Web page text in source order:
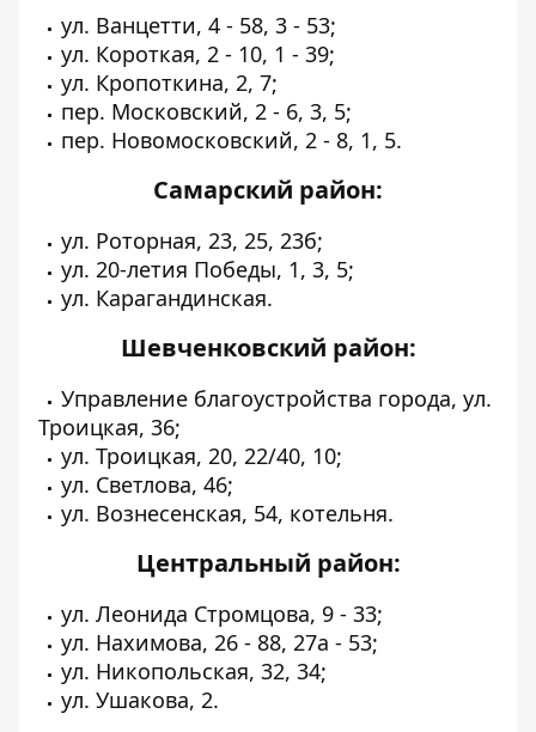
ул. Ванцетти, 4 - 58, 3 - 53;
ул. Короткая, 2 - 10, 1 - 39;
ул. Кропоткина, 2, 7;
пер. Московский, 2 - 6, 3, 5;
пер. Новомосковский, 2 - 8, 1, 5.
Самарский район:
ул. Роторная, 23, 25, 23б;
ул. 20-летия Победы, 1, 3, 5;
ул. Карагандинская.
Шевченковский район:
Управление благоустройства города, ул.
Троицкая, 36;
ул. Троицкая, 20, 22/40, 10;
ул. Светлова, 46;
ул. Вознесенская, 54, котельня.
Центральный район:
ул. Леонида Стромцова, 9 - 33;
ул. Нахимова, 26 - 88, 27а - 53;
ул. Никопольская, 32, 34;
ул. Ушакова, 2.